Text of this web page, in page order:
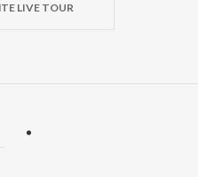
LIVE TOUR